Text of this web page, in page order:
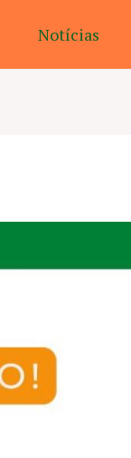
Notícias